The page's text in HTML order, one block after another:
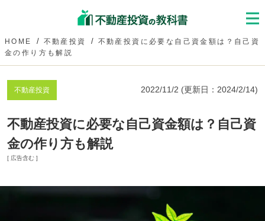
HOME 不動産投資
不動産投資に必要な自己資金額は？自己資
金の作り方も解説
不動産投資 2022/11/2 (更新日： 2024/2/14)
不動産投資に必要な自己資金額は？自己資
金の作り方も解説
[ 広告含む ]